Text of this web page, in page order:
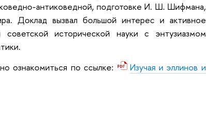
антиковедной, подготовке И. Ш. Шифмана,
Доклад вызвал большой интерес и активное
исторической науки с энтузиазмом
ознакомиться по ссылке:
Изучая и эллинов и